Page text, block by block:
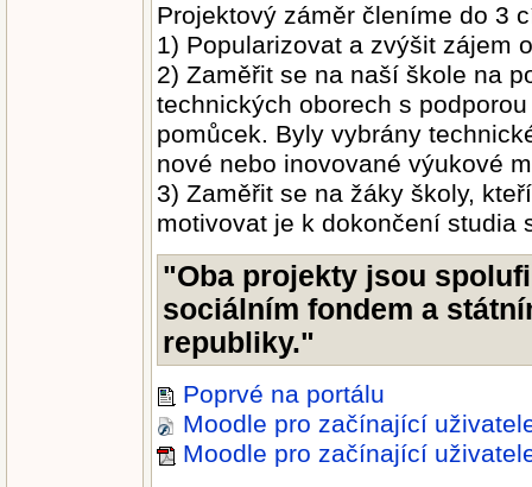
Projektový záměr členíme do 3
1) Popularizovat a zvýšit zájem
2) Zaměřit se na naší škole na
technických oborech s
pomůcek. Byly vybrány
nové nebo inovované výukové
3) Zaměřit se na žáky školy,
motivovat je k dokončení studia
"Oba projekty jsou
sociálním fondem a
republiky."
Poprvé na portálu
Moodle pro začínající
Moodle pro začínající